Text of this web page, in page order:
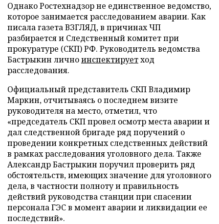
Однако Ростехнадзор не единственное ведомство,
которое занимается расследованием аварии. Как
писала газета ВЗГЛЯД, в причинах ЧП
разбирается и Следственный комитет при
прокуратуре (СКП) РФ. Руководитель ведомства
Бастрыкин личноинспектируетход
расследования.
Официальный представитель СКП Владимир
Маркин, отчитываясь о последнем визите
руководителя на место, отметил, что
«председатель СКП провел осмотр места аварии и
дал следственной бригаде ряд поручений о
проведении конкретных следственных действий
в рамках расследования уголовного дела. Также
Александр Бастрыкин поручил проверить ряд
обстоятельств, имеющих значение для уголовного
дела, в частности полноту и правильность
действий руководства станции при спасении
персонала ГЭС в момент аварии и ликвидации ее
последствий».